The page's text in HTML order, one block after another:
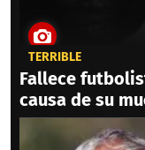
TERRIBLE
Fallece
causa de su